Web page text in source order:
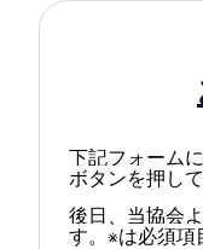
下記フォーム
ボタンを押し
後日、当協会
す。 ※は必須項